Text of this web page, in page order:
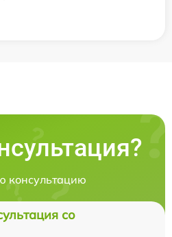
консультацию
со